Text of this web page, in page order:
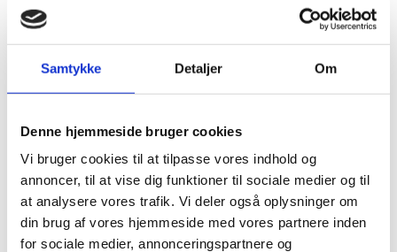
Samtykke Detaljer Om
Denne hjemmeside bruger cookies
Vi bruger cookies til at tilpasse vores indhold og
annoncer, til at vise dig funktioner til sociale medier og til
at analysere vores trafik. Vi deler også oplysninger om
din brug af vores hjemmeside med vores partnere inden
for sociale medier, annonceringspartnere og
SISESAS-13652: NS Debitornumre er deaktiveret,
men bruges stadig
Oprettelse af nye Institutionsoplysninger blokeres ved
eksisterende aktiv institutionsoplysning.
nummerrækkefølge - kommer fra Personoplysninger i
En ny Proces til sletning af NS debitornumre på
Personentiteten kan fremover køres af en UFS bruger
via avanceret søgning.
SISESAS-13703: Afgangsmeldt studieforløb bliver